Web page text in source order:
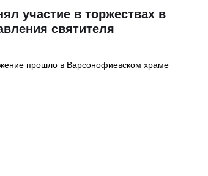
участие в торжествах в
святителя
прошло в Варсонофиевском храме